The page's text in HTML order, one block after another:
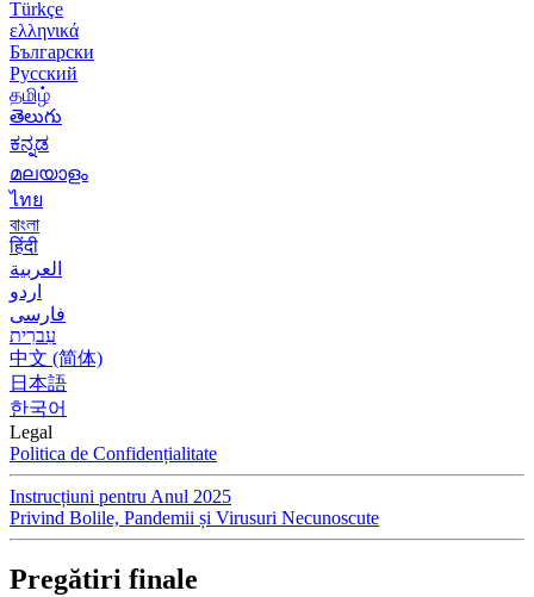
Türkçe
ελληνικά
Български
Русский
தமிழ்
తెలుగు
ಕನ್ನಡ
മലയാളം
ไทย
বাংলা
हिंदी
العربية
اردو
فارسی
עִברִית
中文 (简体)
日本語
한국어
Legal
Politica de Confidențialitate
Instrucțiuni pentru Anul 2025
Privind Bolile, Pandemii și Virusuri Necunoscute
Pregătiri finale